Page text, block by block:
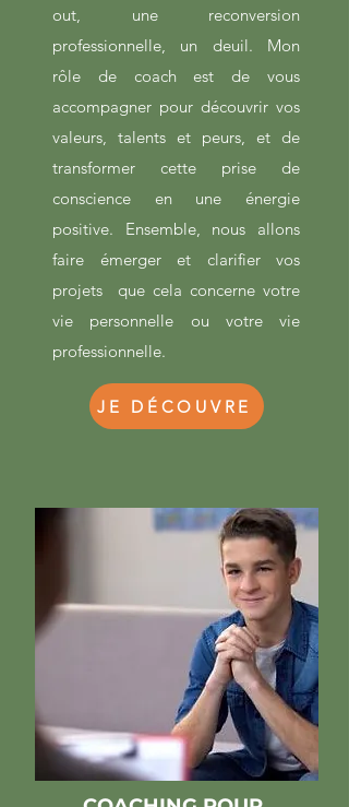
out, une reconversion
professionnelle, un deuil. Mon
rôle de coach est de vous
accompagner pour découvrir vos
valeurs, talents et peurs, et de
transformer cette prise de
conscience en une énergie
positive. Ensemble, nous allons
faire émerger et clarifier vos
projets que cela concerne votre
vie personnelle ou votre vie
professionnelle.
JE DÉCOUVRE